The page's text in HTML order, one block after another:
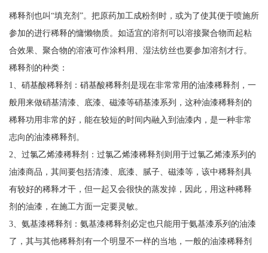
稀释剂也叫“填充剂”。把原药加工成粉剂时，或为了使其便于喷施所
参加的进行稀释的慵懒物质。如适宜的溶剂可以溶接聚合物而起粘
合效果、聚合物的溶液可作涂料用、湿法纺丝也要参加溶剂才行。
稀释剂的种类：
1、硝基酸稀释剂：硝基酸稀释剂是现在非常常用的油漆稀释剂，一
般用来做硝基清漆、底漆、磁漆等硝基漆系列，这种油漆稀释剂的
稀释功用非常的好，能在较短的时间内融入到油漆内，是一种非常
志向的油漆稀释剂。
2、过氯乙烯漆稀释剂：过氯乙烯漆稀释剂则用于过氯乙烯漆系列的
油漆商品，其间要包括清漆、底漆、腻子、磁漆等，该中稀释剂具
有较好的稀释才干，但一起又会很快的蒸发掉，因此，用这种稀释
剂的油漆，在施工方面一定要灵敏。
3、氨基漆稀释剂：氨基漆稀释剂必定也只能用于氨基漆系列的油漆
了，其与其他稀释剂有一个明显不一样的当地，一般的油漆稀释剂